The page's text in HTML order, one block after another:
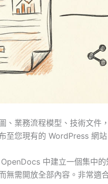
、業務流程模型、技術文件
至您現有的 WordPress 網站
中建立一個集中
需開放全部內容。非常適